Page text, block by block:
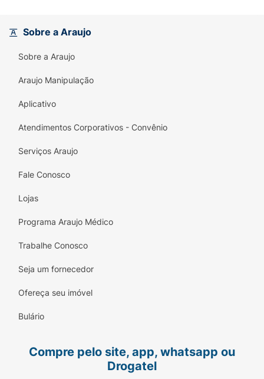
componentes que podem causar alergias.
Sobre a Araujo
Sobre a Araujo
Araujo Manipulação
Aplicativo
Atendimentos Corporativos - Convênio
Serviços Araujo
Fale Conosco
Lojas
Programa Araujo Médico
Trabalhe Conosco
Seja um fornecedor
Ofereça seu imóvel
Bulário
Compre pelo site, app, whatsapp ou
Drogatel